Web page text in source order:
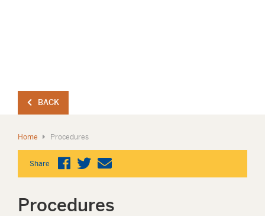
BACK
Home Procedures
Share
Procedures